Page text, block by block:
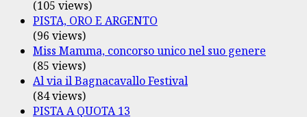
(105 views)
PISTA, ORO E ARGENTO
(96 views)
Miss Mamma, concorso unico nel suo genere
(85 views)
Al via il Bagnacavallo Festival
(84 views)
PISTA A QUOTA 13